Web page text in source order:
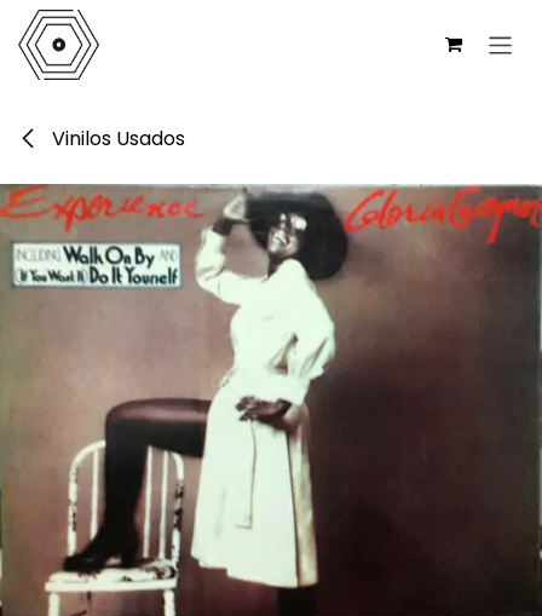
Ir al contenido
Vinilos Usados